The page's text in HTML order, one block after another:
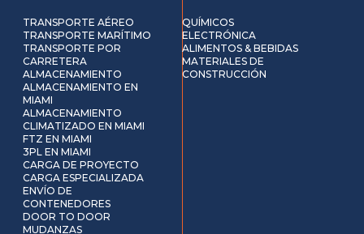
TRANSPORTE AÉREO
TRANSPORTE MARÍTIMO
TRANSPORTE POR
CARRETERA
ALMACENAMIENTO
ALMACENAMIENTO EN
MIAMI
ALMACENAMIENTO
CLIMATIZADO EN MIAMI
FTZ EN MIAMI
3PL EN MIAMI
CARGA DE PROYECTO
CARGA ESPECIALIZADA
ENVÍO DE
CONTENEDORES
DOOR TO DOOR
MUDANZAS
QUÍMICOS
ELECTRÓNICA
ALIMENTOS & BEBIDAS
MATERIALES DE
CONSTRUCCIÓN